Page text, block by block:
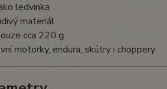
ledvinka
materiál
cca 220 g
motorky, endura, skútry i choppery